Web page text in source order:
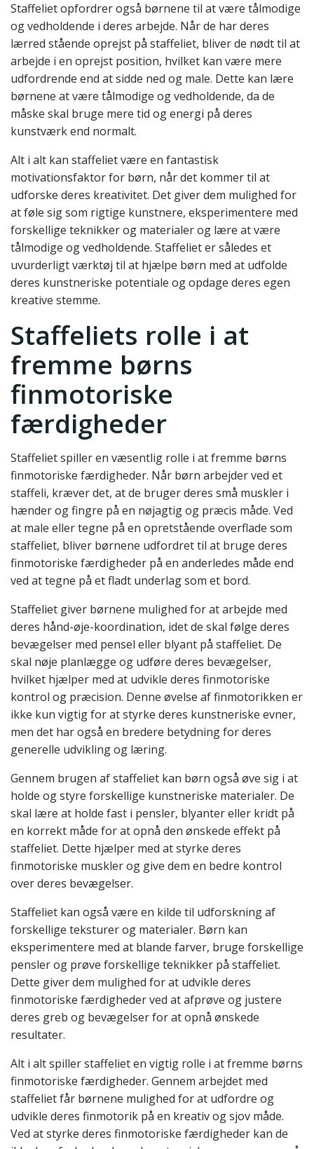
Staffeliet opfordrer også børnene til at være tålmodige
og vedholdende i deres arbejde. Når de har deres
lærred stående oprejst på staffeliet, bliver de nødt til at
arbejde i en oprejst position, hvilket kan være mere
udfordrende end at sidde ned og male. Dette kan lære
børnene at være tålmodige og vedholdende, da de
måske skal bruge mere tid og energi på deres
kunstværk end normalt.
Alt i alt kan staffeliet være en fantastisk
motivationsfaktor for børn, når det kommer til at
udforske deres kreativitet. Det giver dem mulighed for
at føle sig som rigtige kunstnere, eksperimentere med
forskellige teknikker og materialer og lære at være
tålmodige og vedholdende. Staffeliet er således et
uvurderligt værktøj til at hjælpe børn med at udfolde
deres kunstneriske potentiale og opdage deres egen
kreative stemme.
Staffeliets rolle i at
fremme børns
finmotoriske
færdigheder
Staffeliet spiller en væsentlig rolle i at fremme børns
finmotoriske færdigheder. Når børn arbejder ved et
staffeli, kræver det, at de bruger deres små muskler i
hænder og fingre på en nøjagtig og præcis måde. Ved
at male eller tegne på en opretstående overflade som
staffeliet, bliver børnene udfordret til at bruge deres
finmotoriske færdigheder på en anderledes måde end
ved at tegne på et fladt underlag som et bord.
Staffeliet giver børnene mulighed for at arbejde med
deres hånd-øje-koordination, idet de skal følge deres
bevægelser med pensel eller blyant på staffeliet. De
skal nøje planlægge og udføre deres bevægelser,
hvilket hjælper med at udvikle deres finmotoriske
kontrol og præcision. Denne øvelse af finmotorikken er
ikke kun vigtig for at styrke deres kunstneriske evner,
men det har også en bredere betydning for deres
generelle udvikling og læring.
Gennem brugen af staffeliet kan børn også øve sig i at
holde og styre forskellige kunstneriske materialer. De
skal lære at holde fast i pensler, blyanter eller kridt på
en korrekt måde for at opnå den ønskede effekt på
staffeliet. Dette hjælper med at styrke deres
finmotoriske muskler og give dem en bedre kontrol
over deres bevægelser.
Staffeliet kan også være en kilde til udforskning af
forskellige teksturer og materialer. Børn kan
eksperimentere med at blande farver, bruge forskellige
pensler og prøve forskellige teknikker på staffeliet.
Dette giver dem mulighed for at udvikle deres
finmotoriske færdigheder ved at afprøve og justere
deres greb og bevægelser for at opnå ønskede
resultater.
Alt i alt spiller staffeliet en vigtig rolle i at fremme børns
finmotoriske færdigheder. Gennem arbejdet med
staffeliet får børnene mulighed for at udfordre og
udvikle deres finmotorik på en kreativ og sjov måde.
Ved at styrke deres finmotoriske færdigheder kan de